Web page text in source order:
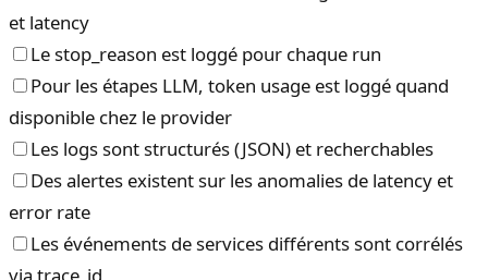
et latency
Le stop_reason est loggé pour chaque run
Pour les étapes LLM, token usage est loggé quand
disponible chez le provider
Les logs sont structurés (JSON) et recherchables
Des alertes existent sur les anomalies de latency et
error rate
Les événements de services différents sont corrélés